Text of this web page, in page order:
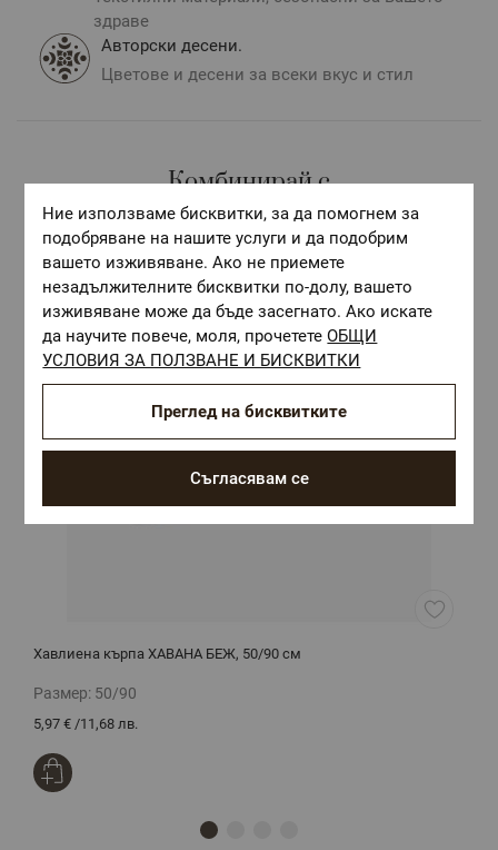
здраве
Авторски десени.
Цветове и десени за всеки вкус и стил
Комбинирай с
Хавлиена кърпа ХАВАНА БЕЖ, 50/90 см
Размер: 50/90
5,97 € /11,68 лв.
Ние използваме бисквитки, за да помогнем за
подобряване на нашите услуги и да подобрим
вашето изживяване. Ако не приемете
незадължителните бисквитки по-долу, вашето
изживяване може да бъде засегнато. Ако искате
да научите повече, моля, прочететеОБЩИ
УСЛОВИЯ ЗА ПОЛЗВАНЕ И БИСКВИТКИ
Съгласявам се
Преглед на бисквитките